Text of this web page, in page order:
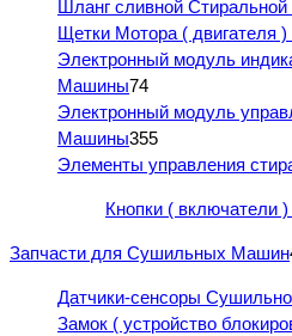
Шланг сливной
Щетки Мотора ( двигателя
Электронный модуль
Машины74
Электронный модуль
Машины355
Элементы управления
Кнопки (
Запчасти для Сушильных Машин
Датчики-сенсоры
Замок ( устройство